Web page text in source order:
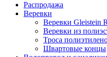
Распродажа
Веревки
Веревки Gleistein
Веревки из
Троса
Швартовые концы